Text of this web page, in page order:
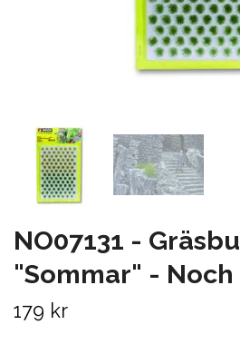
NO07131 -
"Sommar" - Noch
179 kr